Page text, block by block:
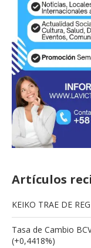
Artículos
KEIKO TRAE DE
Tasa de Cambio
(+0,4418%)